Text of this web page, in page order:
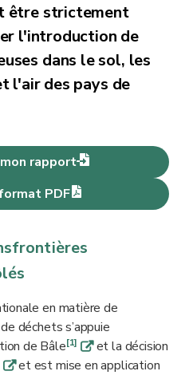
être strictement
l'introduction de
dans le sol, les
l'air des pays de
rapport
PDF
en matière de
déchets s’appuie
de Bâle[1] qet la décision
qet est mise en application